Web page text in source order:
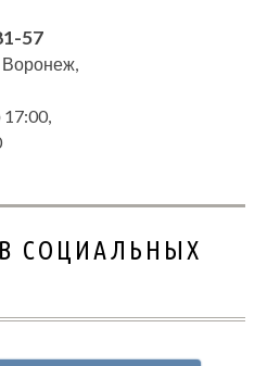
57
Воронеж,
17:00,
СОЦИАЛЬНЫХ